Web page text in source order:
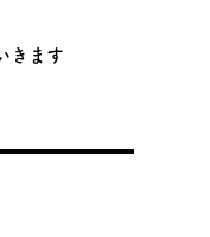
きます